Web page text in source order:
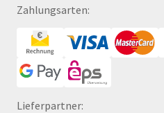
Zahlungsarten:
Lieferpartner: